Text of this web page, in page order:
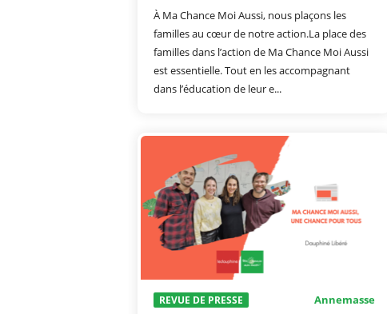
À Ma Chance Moi Aussi, nous plaçons les
familles au cœur de notre action.La place des
familles dans l’action de Ma Chance Moi Aussi
est essentielle. Tout en les accompagnant
dans l’éducation de leur e...
REVUE DE PRESSE Annemasse